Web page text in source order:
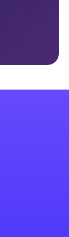
Tweeter